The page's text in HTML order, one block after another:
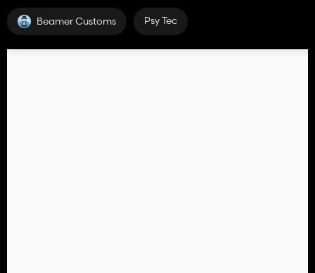
Beamer Customs Psy Tec